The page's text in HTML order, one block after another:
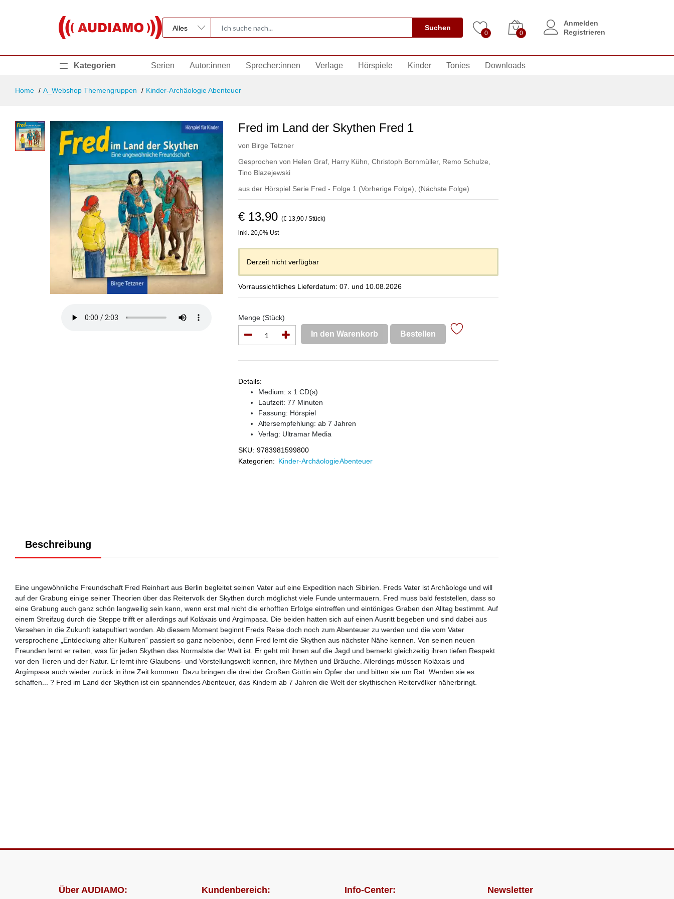
Suchen
0 0
Anmelden
Registrieren
Kategorien Serien Autor:innen Sprecher:innen Verlage Hörspiele Kinder Tonies Downloads
Home A_Webshop Themengruppen Kinder-Archäologie Abenteuer
Fred im Land der Skythen Fred 1
von Birge Tetzner
Gesprochen von Helen Graf, Harry Kühn Christoph Bornmüller, Remo Schulze
Tino Blazejewski
aus der Hörspiel Serie Fred - Folge 1 (Vorherige Folge) (Nächste Folge)
€ 13,90 (€ 13,90 / Stück)
inkl. 20,0% Ust
Derzeit nicht verfügbar
Vorraussichtliches Lieferdatum: 07. und 10.08.2026
Menge (Stück)
In den Warenkorb Bestellen
Details:
Medium: x 1 CD(s)
Laufzeit: 77 Minuten
Fassung: Hörspiel
Altersempfehlung: ab 7 Jahren
Verlag: Ultramar Media
SKU: 9783981599800
Kategorien: Kinder-Archäologie Abenteuer
Beschreibung
Eine ungewöhnliche Freundschaft Fred Reinhart aus Berlin begleitet seinen Vater auf eine Expedition nach Sibirien. Freds Vater ist Archäologe und will
auf der Grabung einige seiner Theorien über das Reitervolk der Skythen durch möglichst viele Funde untermauern. Fred muss bald feststellen, dass so
eine Grabung auch ganz schön langweilig sein kann, wenn erst mal nicht die erhofften Erfolge eintreffen und eintöniges Graben den Alltag bestimmt. Auf
einem Streifzug durch die Steppe trifft er allerdings auf Koláxais und Argímpasa. Die beiden hatten sich auf einen Ausritt begeben und sind dabei aus
Versehen in die Zukunft katapultiert worden. Ab diesem Moment beginnt Freds Reise doch noch zum Abenteuer zu werden und die vom Vater
versprochene „Entdeckung alter Kulturen“ passiert so ganz nebenbei, denn Fred lernt die Skythen aus nächster Nähe kennen. Von seinen neuen
Freunden lernt er reiten, was für jeden Skythen das Normalste der Welt ist. Er geht mit ihnen auf die Jagd und bemerkt gleichzeitig ihren tiefen Respekt
vor den Tieren und der Natur. Er lernt ihre Glaubens- und Vorstellungswelt kennen, ihre Mythen und Bräuche. Allerdings müssen Koláxais und
Argímpasa auch wieder zurück in ihre Zeit kommen. Dazu bringen die drei der Großen Göttin ein Opfer dar und bitten sie um Rat. Werden sie es
schaffen... ? Fred im Land der Skythen ist ein spannendes Abenteuer, das Kindern ab 7 Jahren die Welt der skythischen Reitervölker näherbringt.
Über AUDIAMO: Kundenbereich: Info-Center: Newsletter